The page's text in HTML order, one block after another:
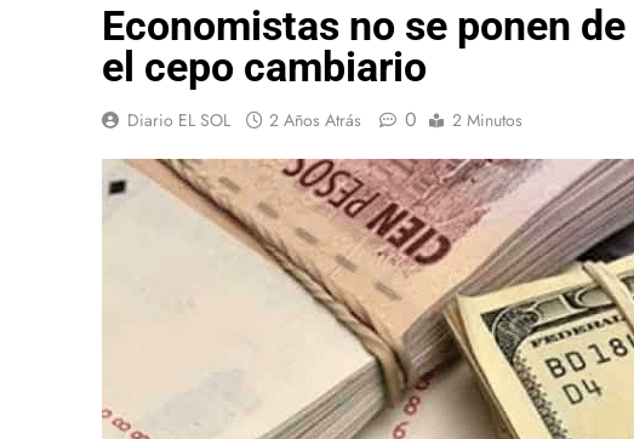
Economistas no se ponen
el cepo cambiario
Diario EL SOL 2 Años Atrás 0 2 Minutos